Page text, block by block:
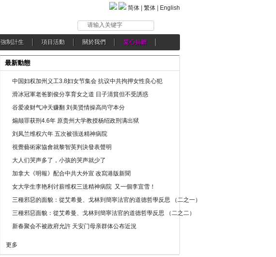
简体 繁体 English
请输入关键字
強制計生 項目活動 關於我們 愛心捐贈
最新動態
中国妇权加州义工3.8妇女节集会 抗议中共拘押女性良心犯
滑冰冠軍老爸劉俊分享育女之道 日子清貧但不受誘惑
谷爱凌财气冲天赚翻 刘美贤情操高尚守本分
煽颠罪获刑4.6年 原贵州大学教授杨绍政刑满出狱
刘凤兰维权六年 五次被强送精神病院
視覺藝術家協會就黎智英判決發表聲明
大人们哭声多了，小孩的哭声就少了
加拿大《明報》配合中共大外宣 改寫港版新聞
女大学生李艳利讨薪维权三送精神病院 又一個李宜雪！
三種邪惡的面貌：從艾希曼、戈林到簡寧法官的道德哲學反思 （二之一）
三種邪惡面貌：從艾希曼、戈林到簡寧法官的道德哲學反思 （二之二）
新春聚会不被政府允許 天安门母亲群体公布近況
更多